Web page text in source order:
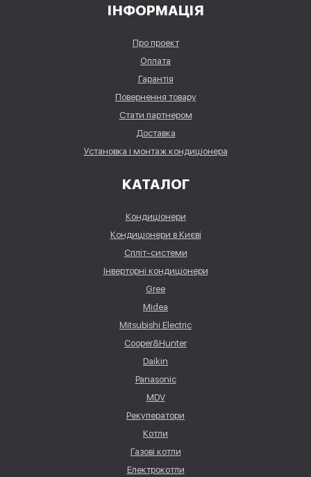
ІНФОРМАЦІЯ
Про проект
Оплата
Гарантія
Повернення товару
Стати партнером
Доставка
Установка і монтаж кондиціонера
КАТАЛОГ
Кондиціонери
Кондиціонери в Києві
Спліт-системи
Інверторні кондиціонери
Gree
Midea
Mitsubishi Electric
Cooper&Hunter
Daikin
Panasonic
MDV
Рекуператори
Котли
Газові котли
Електрокотли